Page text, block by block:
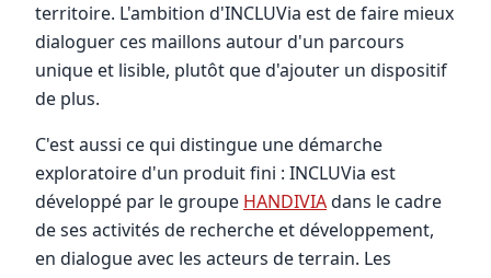
territoire. L'ambition d'INCLUVia est de faire mieux
dialoguer ces maillons autour d'un parcours
unique et lisible, plutôt que d'ajouter un dispositif
de plus.
C'est aussi ce qui distingue une démarche
exploratoire d'un produit fini : INCLUVia est
développé par le groupe HANDIVIAdans le cadre
de ses activités de recherche et développement,
en dialogue avec les acteurs de terrain. Les